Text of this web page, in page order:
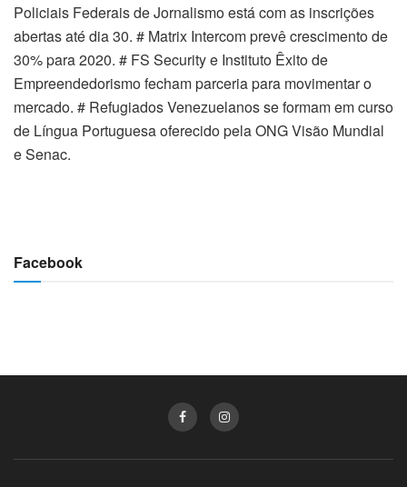
Policiais Federais de Jornalismo está com as inscrições
abertas até dia 30. # Matrix Intercom prevê crescimento de
30% para 2020. # FS Security e Instituto Êxito de
Empreendedorismo fecham parceria para movimentar o
mercado. # Refugiados Venezuelanos se formam em curso
de Língua Portuguesa oferecido pela ONG Visão Mundial
e Senac.
Facebook